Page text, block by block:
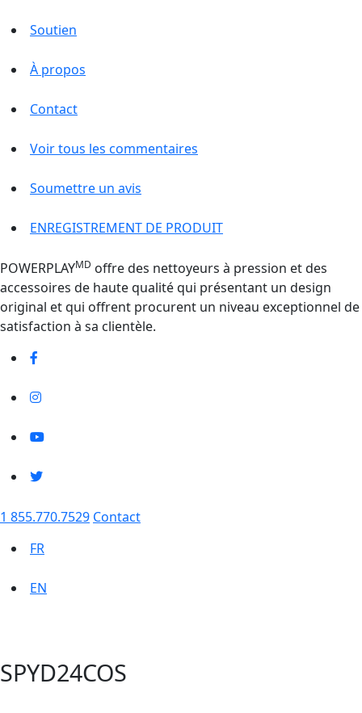
Soutien
À propos
Contact
Voir tous les commentaires
Soumettre un avis
ENREGISTREMENT DE PRODUIT
POWERPLAYMD offre des nettoyeurs à pression et des
accessoires de haute qualité qui présentant un design
original et qui offrent procurent un niveau exceptionnel de
satisfaction à sa clientèle.
1 855.770.7529 Contact
FR
EN
SPYD24COS